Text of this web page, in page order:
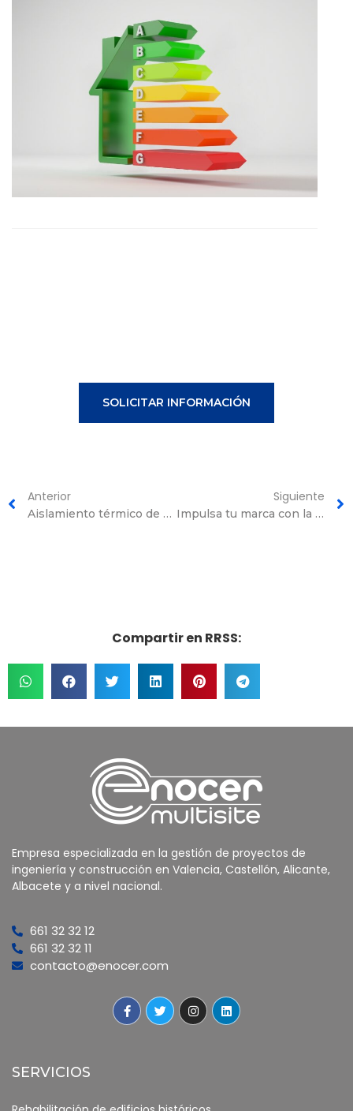
SOLICITAR INFORMACIÓN
Anterior
Aislamiento térmico de pisos en Valencia ¡Sistema novedoso!
Siguiente
Impulsa tu marca con la reforma de restaurantes en Valencia
Compartir en RRSS:
Empresa especializada en la gestión de proyectos de
ingeniería y construcción en Valencia, Castellón, Alicante,
Albacete y a nivel nacional.
661 32 32 12
661 32 32 11
contacto@enocer.com
SERVICIOS